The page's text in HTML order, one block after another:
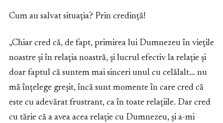
Cum au salvat situația? Prin credință!
„Chiar cred că, de fapt, primirea lui Dumnezeu în viețile
noastre și în relația noastră, și lucrul efectiv la relație și
doar faptul că suntem mai sinceri unul cu celălalt… nu
mă înțelege greșit, încă sunt momente în care cred că
este cu adevărat frustrant, ca în toate relațiile. Dar cred
cu tărie că a avea acea relație cu Dumnezeu, și a-mi